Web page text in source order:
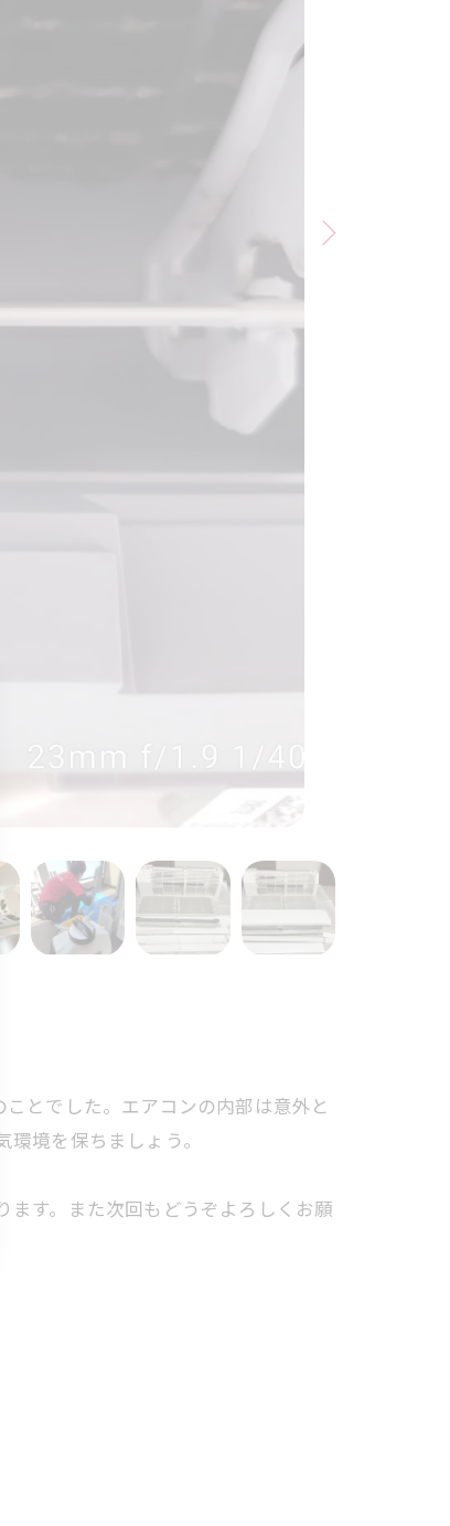
とでした。エアコンの内部は意外と
境を保ちましょう。
す。また次回もどうぞよろしくお願